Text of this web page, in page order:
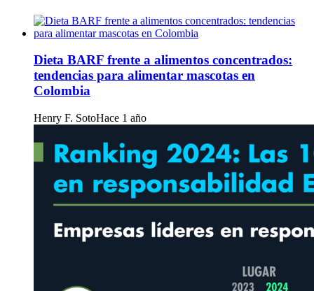
Dieta BARF frente a alimentos concentrados:
tendencias para alimentar mascotas en
Colombia
Henry F. SotoHace 1 año